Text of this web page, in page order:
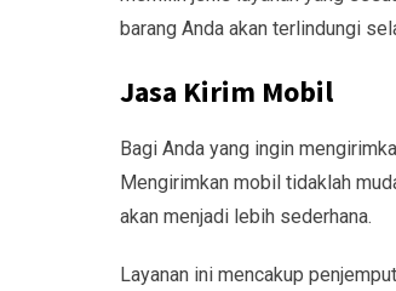
barang Anda akan terlindungi
Jasa Kirim Mobil
Bagi Anda yang ingin
Mengirimkan mobil tidaklah
akan menjadi lebih sederhana.
Layanan ini mencakup